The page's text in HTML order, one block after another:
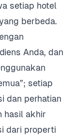
setiap hotel
berbeda.
Anda, dan
setiap
dan perhatian
hasil akhir
dari properti